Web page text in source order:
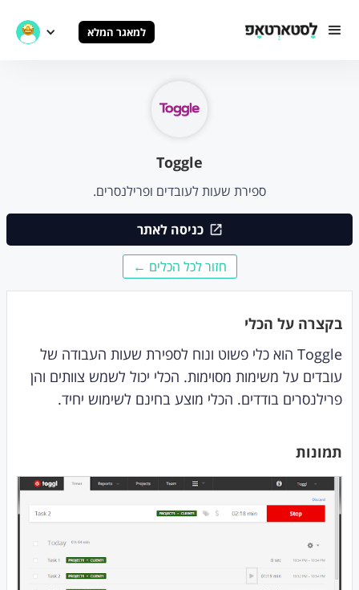
למאגר המלא
Toggle
ספירת שעות לעובדים ופרילנסרים.
כניסה לאתר
חזור לכל הכלים ←
בקצרה על הכלי
Toggle הוא כלי פשוט ונוח לספירת שעות העבודה של
עובדים על משימות מסוימות. הכלי יכול לשמש צוותים והן
פרילנסרים בודדים. הכלי מוצע בחינם לשימוש יחיד.
תמונות